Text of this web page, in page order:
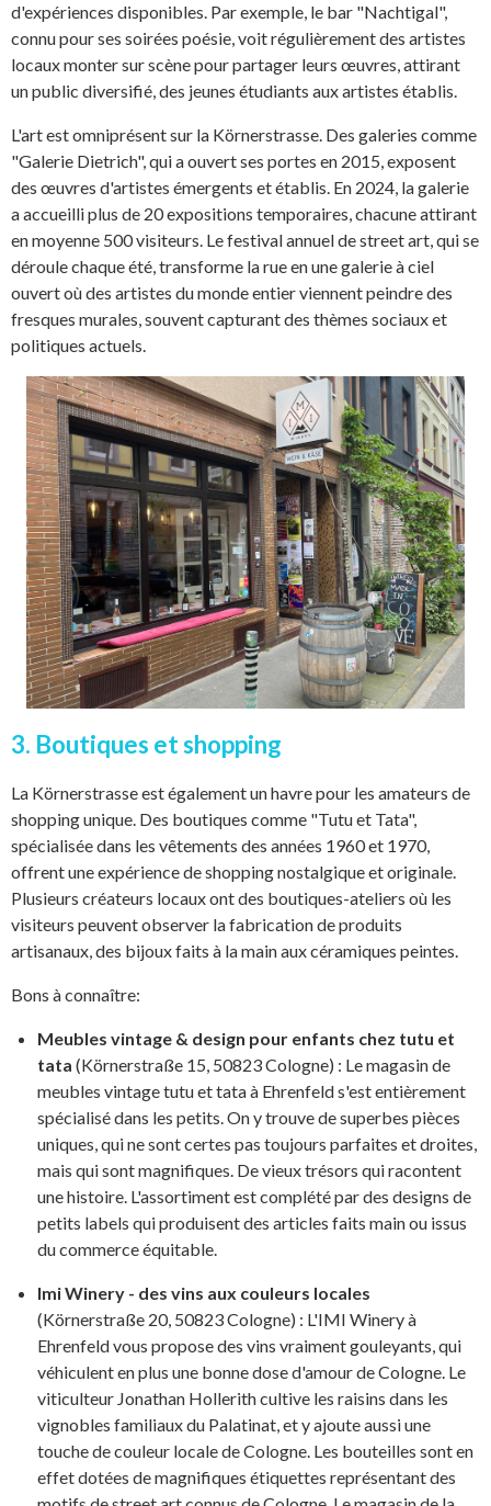
d'expériences disponibles. Par exemple, le bar "Nachtigal",
connu pour ses soirées poésie, voit régulièrement des artistes
locaux monter sur scène pour partager leurs œuvres, attirant
un public diversifié, des jeunes étudiants aux artistes établis.
L'art est omniprésent sur la Körnerstrasse. Des galeries comme
"Galerie Dietrich", qui a ouvert ses portes en 2015, exposent
des œuvres d'artistes émergents et établis. En 2024, la galerie
a accueilli plus de 20 expositions temporaires, chacune attirant
en moyenne 500 visiteurs. Le festival annuel de street art, qui se
déroule chaque été, transforme la rue en une galerie à ciel
ouvert où des artistes du monde entier viennent peindre des
fresques murales, souvent capturant des thèmes sociaux et
politiques actuels.
3. Boutiques et shopping
La Körnerstrasse est également un havre pour les amateurs de
shopping unique. Des boutiques comme "Tutu et Tata",
spécialisée dans les vêtements des années 1960 et 1970,
offrent une expérience de shopping nostalgique et originale.
Plusieurs créateurs locaux ont des boutiques-ateliers où les
visiteurs peuvent observer la fabrication de produits
artisanaux, des bijoux faits à la main aux céramiques peintes.
Bons à connaître:
Meubles vintage & design pour enfants chez tutu et
tata (Körnerstraße 15, 50823 Cologne) : Le magasin de
meubles vintage tutu et tata à Ehrenfeld s'est entièrement
spécialisé dans les petits. On y trouve de superbes pièces
uniques, qui ne sont certes pas toujours parfaites et droites,
mais qui sont magnifiques. De vieux trésors qui racontent
une histoire. L'assortiment est complété par des designs de
petits labels qui produisent des articles faits main ou issus
du commerce équitable.
Imi Winery - des vins aux couleurs locales
(Körnerstraße 20, 50823 Cologne) : L'IMI Winery à
Ehrenfeld vous propose des vins vraiment gouleyants, qui
véhiculent en plus une bonne dose d'amour de Cologne. Le
viticulteur Jonathan Hollerith cultive les raisins dans les
vignobles familiaux du Palatinat, et y ajoute aussi une
touche de couleur locale de Cologne. Les bouteilles sont en
effet dotées de magnifiques étiquettes représentant des